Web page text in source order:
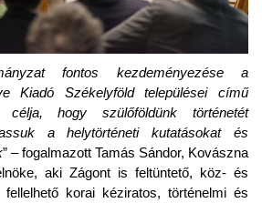
fontos kezdeményezése a
Kiadó Székelyföld települései című
célja, hogy szülőföldünk történetét
a helytörténeti kutatásokat és
” – fogalmazott Tamás Sándor, Kovászna
aki Zágont is feltüntető, köz- és
fellelhető korai kéziratos, történelmi és